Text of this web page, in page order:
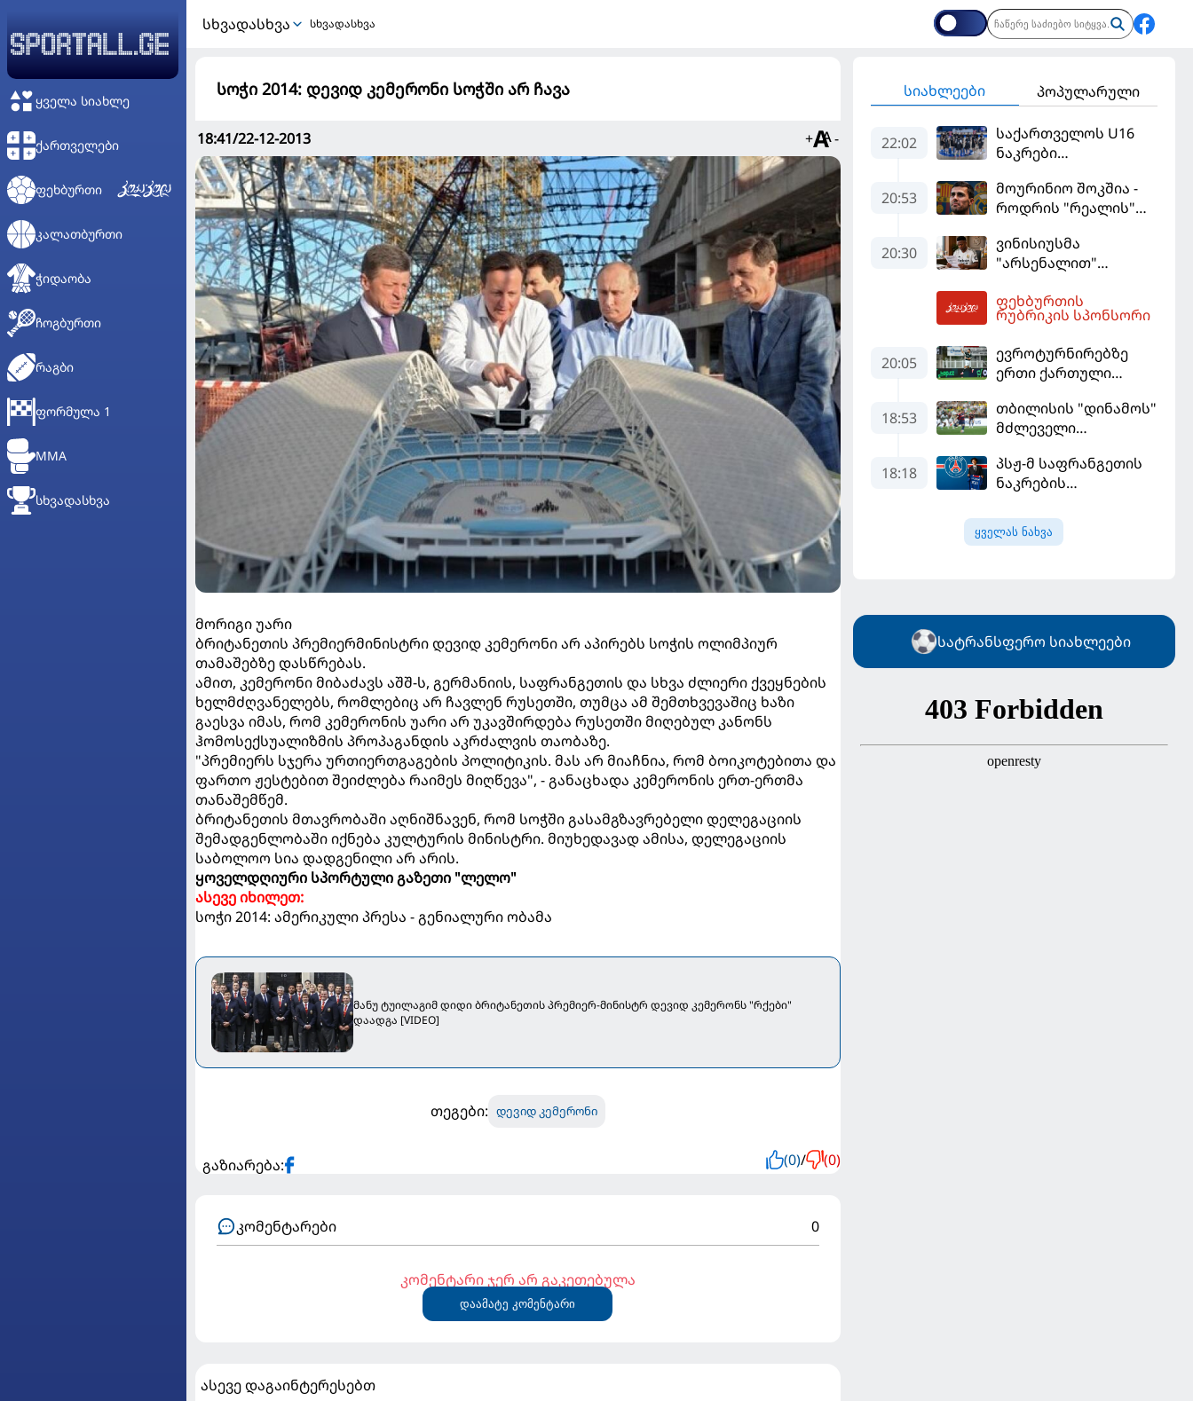
ᲧᲕᲔᲚᲐ ᲡᲘᲐᲮᲚᲔ
ᲥᲐᲠᲗᲕᲔᲚᲔᲑᲘ
ᲤᲔᲮᲑᲣᲠᲗᲘ
ᲙᲐᲚᲐᲗᲑᲣᲠᲗᲘ
ᲭᲘᲓᲐᲝᲑᲐ
ᲩᲝᲒᲑᲣᲠᲗᲘ
ᲠᲐᲒᲑᲘ
ᲤᲝᲠᲛᲣᲚᲐ 1
MMA
ᲡᲮᲕᲐᲓᲐᲡᲮᲕᲐ
ᲡᲮᲕᲐᲓᲐᲡᲮᲕᲐ სხვადასხვა
სოჭი 2014: დევიდ კემერონი სოჭში არ ჩავა
18:41/22-12-2013 + -
მორიგი უარი
ბრიტანეთის პრემიერმინისტრი დევიდ კემერონი არ აპირებს სოჭის ოლიმპიურ
თამაშებზე დასწრებას.
ამით, კემერონი მიბაძავს აშშ-ს, გერმანიის, საფრანგეთის და სხვა ძლიერი ქვეყნების
ხელმძღვანელებს, რომლებიც არ ჩავლენ რუსეთში, თუმცა ამ შემთხვევაშიც ხაზი
გაესვა იმას, რომ კემერონის უარი არ უკავშირდება რუსეთში მიღებულ კანონს
ჰომოსექსუალიზმის პროპაგანდის აკრძალვის თაობაზე.
"პრემიერს სჯერა ურთიერთგაგების პოლიტიკის. მას არ მიაჩნია, რომ ბოიკოტებითა და
ფართო ჟესტებით შეიძლება რაიმეს მიღწევა", - განაცხადა კემერონის ერთ-ერთმა
თანაშემწემ.
ბრიტანეთის მთავრობაში აღნიშნავენ, რომ სოჭში გასამგზავრებელი დელეგაციის
შემადგენლობაში იქნება კულტურის მინისტრი. მიუხედავად ამისა, დელეგაციის
საბოლოო სია დადგენილი არ არის.
ყოველდღიური სპორტული გაზეთი "ლელო"
ასევე იხილეთ:
სოჭი 2014: ამერიკული პრესა - გენიალური ობამა
მანუ ტუილაგიმ დიდი ბრიტანეთის პრემიერ-მინისტრ დევიდ კემერონს "რქები"
დაადგა [VIDEO]
თეგები: დევიდ კემერონი
გაზიარება: (0)/ (0)
კომენტარები 0
კომენტარი ჯერ არ გაკეთებულა
დაამატე კომენტარი
ასევე დაგაინტერესებთ
სიახლეები პოპულარული
22:02
საქართველოს U16
ნაკრები
ფინალურ ეტაპზე – A
დივიზიონში
20:53
მოურინიო შოკშია -
როდრის "რეალის"
და "ბარსელონაში"
გადადის
20:30
ვინისიუსმა
"არსენალით"
გამოიყენა და
"რეალთან"
მომგებიანად
გააგრძელა
ფეხბურთის
რუბრიკის სპონსორი
20:05
ევროტურნირებზე
ერთი ქართული
18:53
თბილისის "დინამოს"
მძლეველი
"ჰაიდუკთან"
განადგურდა
18:18
პსჟ-მ საფრანგეთის
ნაკრების
დაიმატა
ყველას ნახვა
სატრანსფერო სიახლეები